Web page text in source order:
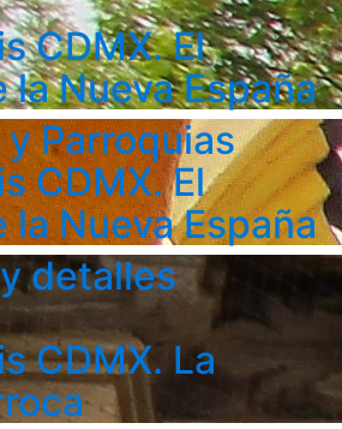
CDMX. El
Nueva España
Parroquias
CDMX. El
la Nueva España
detalles
CDMX. La